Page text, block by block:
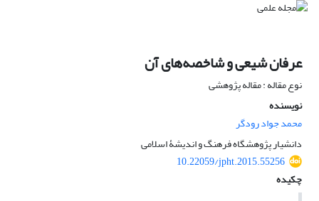
عرفان شیعی و شاخصه‌های آن
نوع مقاله : مقاله پژوهشی
نویسنده
محمد جواد رودگر
دانشیار پژوهشگاه فرهنگ و اندیشۀ اسلامی
10.22059/jpht.2015.55256
چکیده